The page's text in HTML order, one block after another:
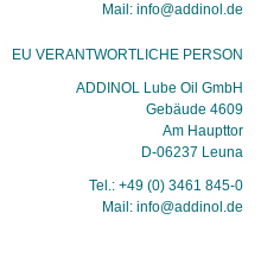
Mail: info@addinol.de
EU VERANTWORTLICHE PERSON
ADDINOL Lube Oil GmbH
Gebäude 4609
Am Haupttor
D-06237 Leuna
Tel.: +49 (0) 3461 845-0
Mail: info@addinol.de